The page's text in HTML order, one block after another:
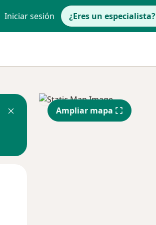
Iniciar sesión ¿Eres un especialista?
Ampliar mapa